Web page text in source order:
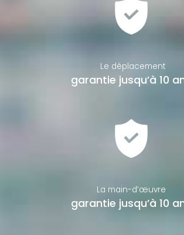
Le déplacement
garantie jusqu’à 10
La main-d’œuvre
garantie jusqu’à 10